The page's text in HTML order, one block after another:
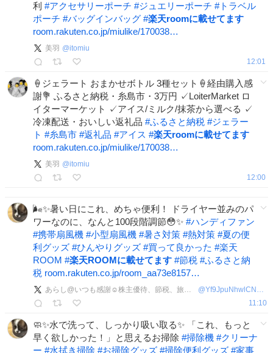
利 #アクセサリーポーチ #ジュエリーポーチ #トラベル
ポーチ #バッグインバッグ #楽天roomに載せてます
room.rakuten.co.jp/miulike/170038…
美羽 @itomiu
12:01
🍦ジェラート おまかせボトル 3種セット🍦経由購入感
謝💐 ふるさと納税・糸島市・3万円 ✓LoiterMarket ロ
イターマーケット ✓アイス/ミルク/抹茶から選べる ✓
冷凍配送・おいしい返礼品 #ふるさと納税 #ジェラー
ト #糸島市 #返礼品 #アイス #楽天roomに載せてます
room.rakuten.co.jp/miulike/170038…
美羽 @itomiu
12:00
🌬️✨暑い日にこれ、めちゃ便利！ ドライヤー並みのパ
ワーなのに、なんと100段階調節😳✨ #ハンディファン
#携帯扇風機 #小型扇風機 #暑さ対策 #熱対策 #夏の便
利グッズ #ひんやりグッズ #買って良かった #楽天
ROOM #楽天ROOMに載せてます #節税 #ふるさと納
税 room.rakuten.co.jp/room_aa73e8157…
あらし@いつも感謝☺️株主優待、節税、旅好き @Yf9JpuNhwlCNkcE
11:10
🧼✨水で洗って、しっかり吸い取る✨ 「これ、もっと
早く欲しかった！」と思えるお掃除 #掃除機 #クリーナ
ー #水拭き掃除 #お掃除グッズ #掃除便利グッズ #家事